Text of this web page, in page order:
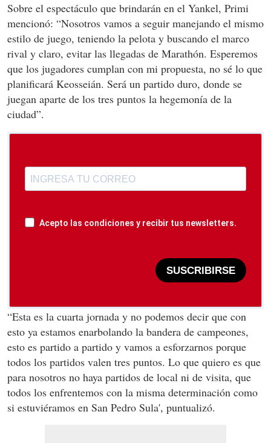
Sobre el espectáculo que brindarán en el Yankel, Primi
mencionó: “Nosotros vamos a seguir manejando el mismo
estilo de juego, teniendo la pelota y buscando el marco
rival y claro, evitar las llegadas de Marathón. Esperemos
que los jugadores cumplan con mi propuesta, no sé lo que
planificará Keosseián. Será un partido duro, donde se
juegan aparte de los tres puntos la hegemonía de la
ciudad”.
Acepto las condiciones y recibir tus newsletters.
SUSCRIBIRSE
“Esta es la cuarta jornada y no podemos decir que con
esto ya estamos enarbolando la bandera de campeones,
esto es partido a partido y vamos a esforzarnos porque
todos los partidos valen tres puntos. Lo que quiero es que
para nosotros no haya partidos de local ni de visita, que
todos los enfrentemos con la misma determinación como
si estuviéramos en San Pedro Sula', puntualizó.